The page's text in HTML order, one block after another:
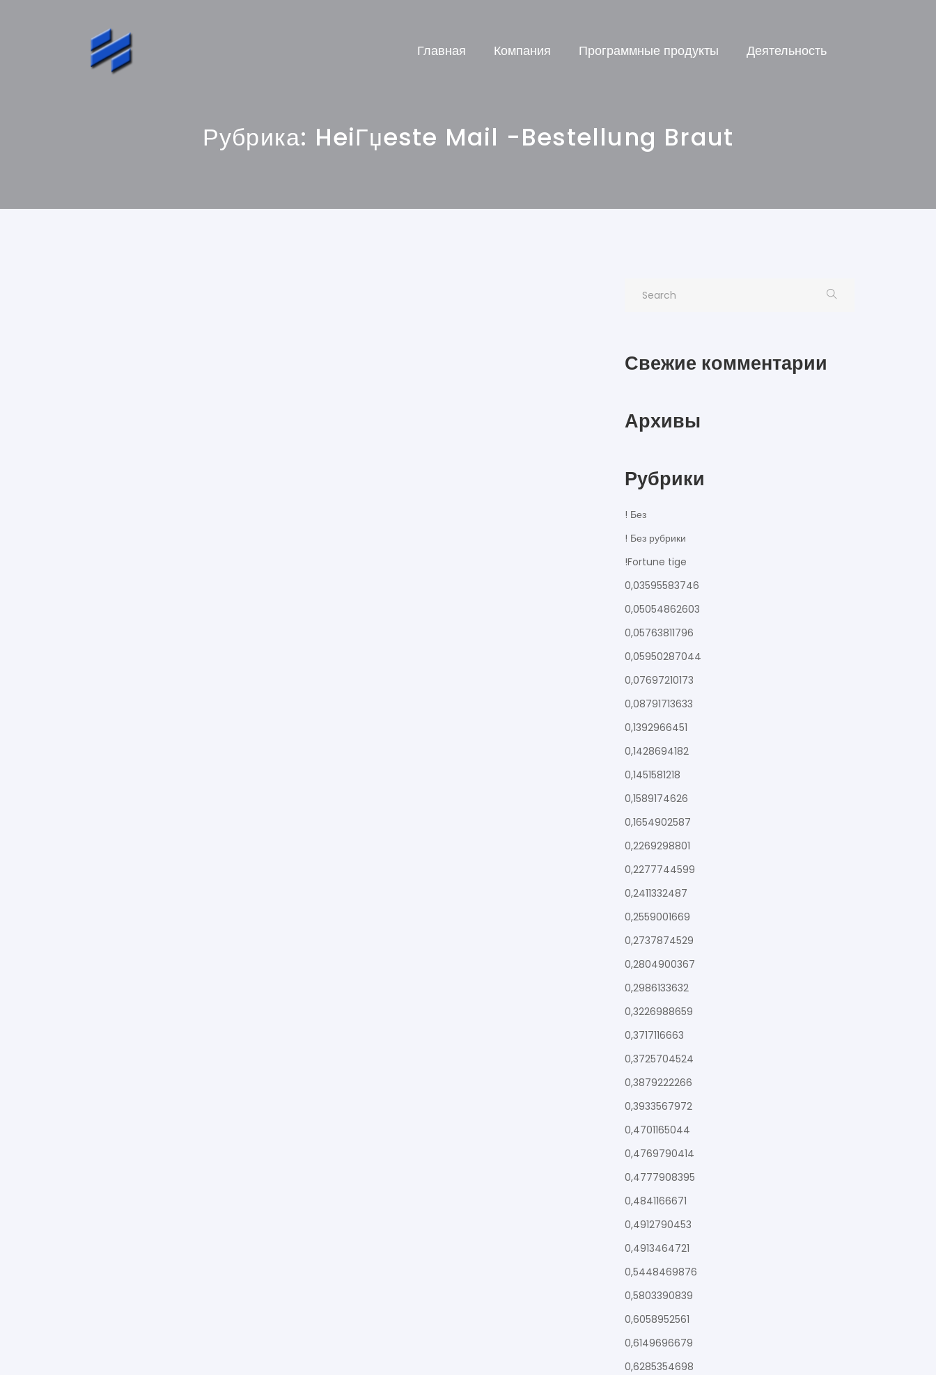
Главная Компания Программные продукты Деятельность
Рубрика: HeiГџeste Mail -Bestellung Braut
Свежие комментарии
Архивы
Рубрики
! Без
! Без рубрики
!Fortune tige
0,03595583746
0,05054862603
0,05763811796
0,05950287044
0,07697210173
0,08791713633
0,1392966451
0,1428694182
0,1451581218
0,1589174626
0,1654902587
0,2269298801
0,2277744599
0,2411332487
0,2559001669
0,2737874529
0,2804900367
0,2986133632
0,3226988659
0,3717116663
0,3725704524
0,3879222266
0,3933567972
0,4701165044
0,4769790414
0,4777908395
0,4841166671
0,4912790453
0,4913464721
0,5448469876
0,5803390839
0,6058952561
0,6149696679
0,6285354698